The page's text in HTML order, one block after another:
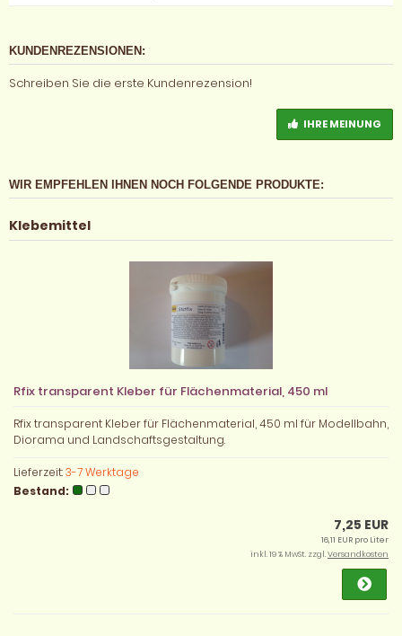
KUNDENREZENSIONEN:
Schreiben Sie die erste Kundenrezension!
IHRE MEINUNG
WIR EMPFEHLEN IHNEN NOCH FOLGENDE PRODUKTE:
Klebemittel
Rfix transparent Kleber für Flächenmaterial, 450 ml
Rfix transparent Kleber für Flächenmaterial, 450 ml für Modellbahn,
Diorama und Landschaftsgestaltung.
Lieferzeit:3-7 Werktage
Bestand:
7,25 EUR
16,11 EUR pro Liter
inkl. 19 % MwSt. zzgl.Versandkosten